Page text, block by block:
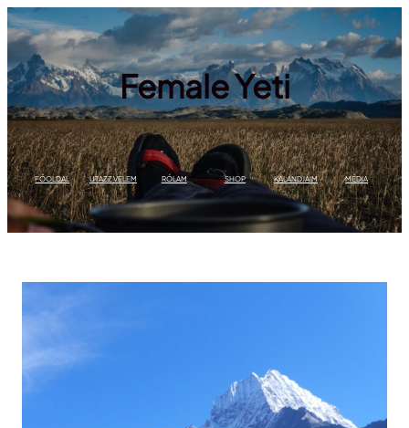
Ugrás
a
tartalomhoz
Female Yeti
FŐOLDAL UTAZZ VELEM RÓLAM SHOP KALANDJAIM MÉDIA